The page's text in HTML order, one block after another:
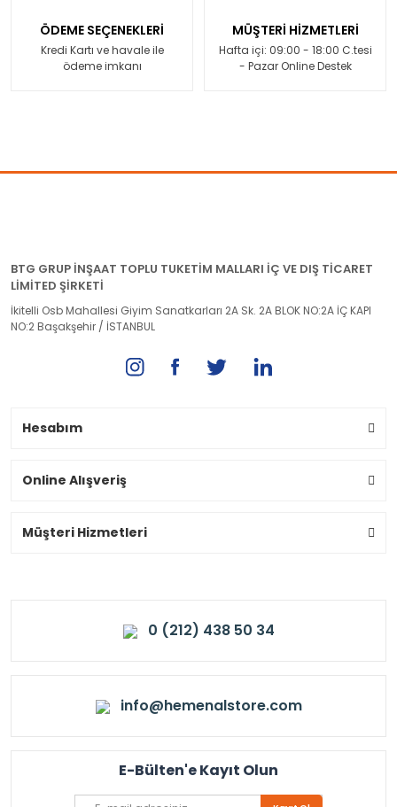
ÖDEME SEÇENEKLERİ
Kredi Kartı ve havale ile
ödeme imkanı
MÜŞTERİ HİZMETLERİ
Hafta içi: 09:00 - 18:00 C.tesi
- Pazar Online Destek
BTG GRUP İNŞAAT TOPLU TUKETİM MALLARI İÇ VE DIŞ TİCARET
LİMİTED ŞİRKETİ
İkitelli Osb Mahallesi Giyim Sanatkarları 2A Sk. 2A BLOK NO:2A İÇ KAPI
NO:2 Başakşehir / İSTANBUL
Hesabım
Online Alışveriş
Müşteri Hizmetleri
0 (212) 438 50 34
info@hemenalstore.com
E-Bülten'e Kayıt Olun